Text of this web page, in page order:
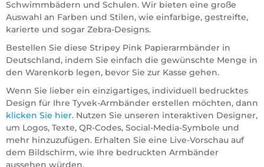
Schwimmbädern und Schulen. Wir bieten eine große
Auswahl an Farben und Stilen, wie einfarbige, gestreifte,
karierte und sogar Zebra-Designs.
Bestellen Sie diese Stripey Pink Papierarmbänder in
Deutschland, indem Sie einfach die gewünschte Menge in
den Warenkorb legen, bevor Sie zur Kasse gehen.
Wenn Sie lieber ein einzigartiges, individuell bedrucktes
Design für Ihre Tyvek-Armbänder erstellen möchten, dann
klicken Sie hier. Nutzen Sie unseren interaktiven Designer,
um Logos, Texte, QR-Codes, Social-Media-Symbole und
mehr hinzuzufügen. Erhalten Sie eine Live-Vorschau auf
dem Bildschirm, wie Ihre bedruckten Armbänder
aussehen würden.